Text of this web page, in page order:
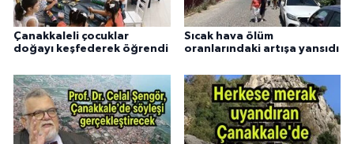
Çanakkaleli çocuklar
doğayı keşfederek öğrendi
Sıcak hava ölüm
oranlarındaki artışa yansıdı